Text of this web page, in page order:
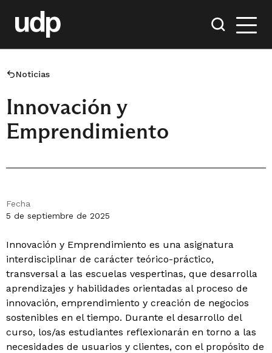
Noticias
Innovación y
Emprendimiento
Fecha
5 de septiembre de 2025
Innovación y Emprendimiento es una asignatura
interdisciplinar de carácter teórico-práctico,
transversal a las escuelas vespertinas, que desarrolla
aprendizajes y habilidades orientadas al proceso de
innovación, emprendimiento y creación de negocios
sostenibles en el tiempo. Durante el desarrollo del
curso, los/as estudiantes reflexionarán en torno a las
necesidades de usuarios y clientes, con el propósito de